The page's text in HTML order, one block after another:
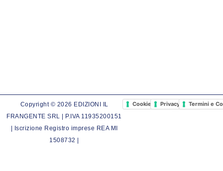
Copyright © 2026 EDIZIONI IL
FRANGENTE SRL | P.IVA 11935200151
| Iscrizione Registro imprese REA MI
1508732 |
Cookie PolicyPrivacy PolicyTermini e